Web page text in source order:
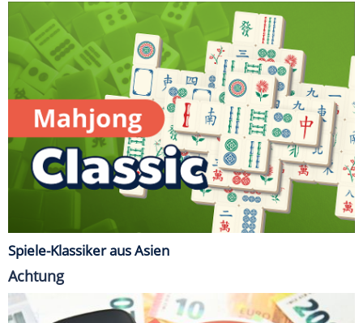
Spiele-Klassiker aus Asien
Achtung